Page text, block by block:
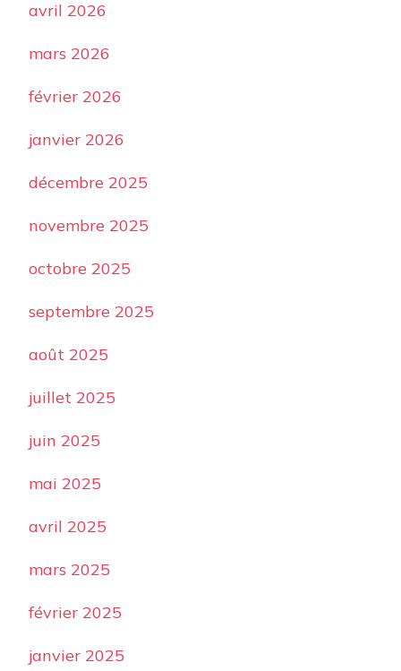
avril 2026
mars 2026
février 2026
janvier 2026
décembre 2025
novembre 2025
octobre 2025
septembre 2025
août 2025
juillet 2025
juin 2025
mai 2025
avril 2025
mars 2025
février 2025
janvier 2025